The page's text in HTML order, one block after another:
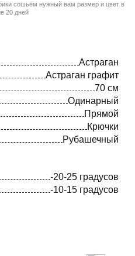
сошьём нужный вам размер и цвет в
20 дней
Астраган
Астраган графит
70 см
Одинарный
Прямой
Крючки
Рубашечный
-20-25 градусов
-10-15 градусов